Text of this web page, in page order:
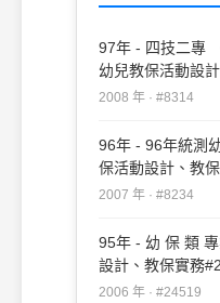
97年 - 四技二專
幼兒教保活動設
2008 年 · #8314
96年 - 96年統測
保活動設計、教
2007 年 · #8234
95年 - 幼 保 類 專業科目(
設計、教保實務
2006 年 · #24519